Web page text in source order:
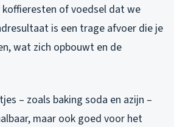
of voedsel dat we
is een trage afvoer die je
wat zich opbouwt en de
– zoals baking soda en azijn –
maar ook goed voor het